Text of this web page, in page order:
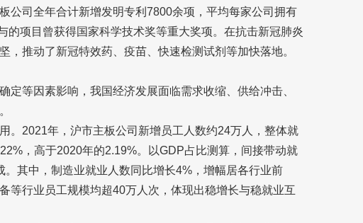
公司全年合计新增发明专利7800余项，平均每家公司拥有
的项目曾获得国家科学技术奖等重大奖项。在抗击新冠肺炎
推动了新冠特效药、疫苗、快速检测试剂等加快落地。
定等因素影响，我国经济发展面临需求收缩、供给冲击、
。2021年，沪市主板公司新增员工人数约24万人，整体就
，高于2020年的2.19%。以GDP占比测算，间接带动就
其中，制造业就业人数同比增长4%，增幅居各行业前
等行业员工规模均超40万人次，体现出稳增长与稳就业互